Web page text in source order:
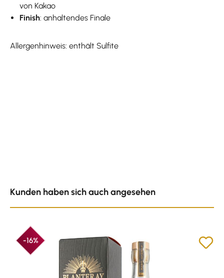
von Kakao
Finish: anhaltendes Finale
Allergenhinweis: enthält Sulfite
Kunden haben sich auch angesehen
-16%